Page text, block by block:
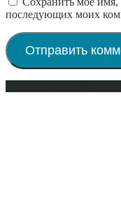
последующих моих